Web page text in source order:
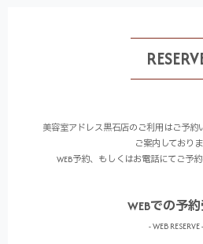
美容室アドレス黒石店のご利用はご予約
ご案内しておりま
WEB予約、もしくはお電話にてご予
WEBでの予
- WEB RESERVE -